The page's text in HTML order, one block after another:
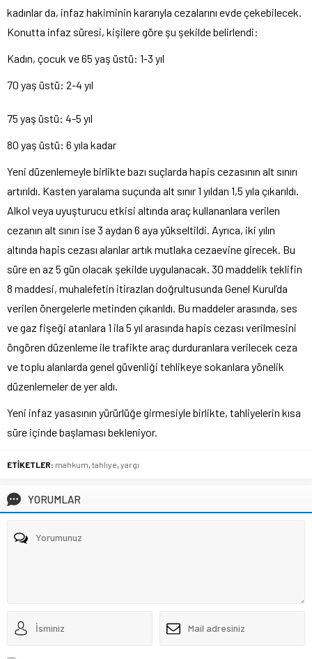
kadınlar da, infaz hakiminin kararıyla cezalarını evde çekebilecek.
Konutta infaz süresi, kişilere göre şu şekilde belirlendi:
Kadın, çocuk ve 65 yaş üstü: 1-3 yıl
70 yaş üstü: 2-4 yıl
75 yaş üstü: 4-5 yıl
80 yaş üstü: 6 yıla kadar
Yeni düzenlemeyle birlikte bazı suçlarda hapis cezasının alt sınırı
artırıldı. Kasten yaralama suçunda alt sınır 1 yıldan 1,5 yıla çıkarıldı.
Alkol veya uyuşturucu etkisi altında araç kullananlara verilen
cezanın alt sınırı ise 3 aydan 6 aya yükseltildi. Ayrıca, iki yılın
altında hapis cezası alanlar artık mutlaka cezaevine girecek. Bu
süre en az 5 gün olacak şekilde uygulanacak. 30 maddelik teklifin
8 maddesi, muhalefetin itirazları doğrultusunda Genel Kurul’da
verilen önergelerle metinden çıkarıldı. Bu maddeler arasında, ses
ve gaz fişeği atanlara 1 ila 5 yıl arasında hapis cezası verilmesini
öngören düzenleme ile trafikte araç durduranlara verilecek ceza
ve toplu alanlarda genel güvenliği tehlikeye sokanlara yönelik
düzenlemeler de yer aldı.
Yeni infaz yasasının yürürlüğe girmesiyle birlikte, tahliyelerin kısa
süre içinde başlaması bekleniyor.
ETİKETLER: mahkum tahliye yargı
YORUMLAR